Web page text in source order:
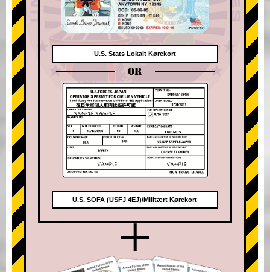
U.S. Stats Lokalt Kørekort
OR
U.S. SOFA (USFJ 4EJ)/Militært Kørekort
+